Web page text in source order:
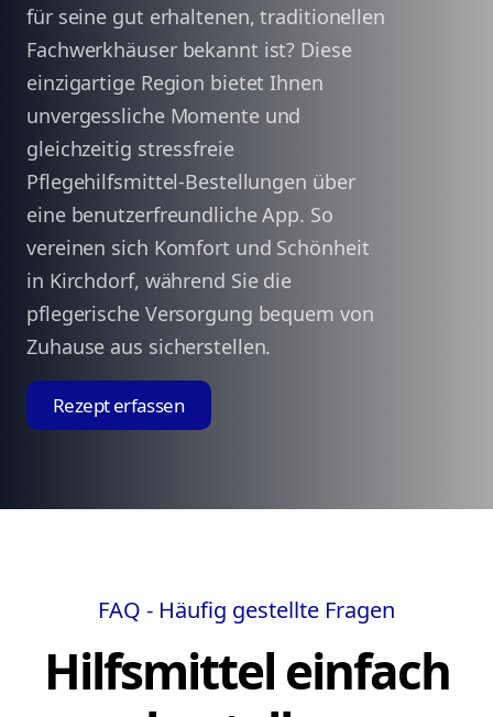
für seine gut erhaltenen, traditionellen
Fachwerkhäuser bekannt ist? Diese
einzigartige Region bietet Ihnen
unvergessliche Momente und
gleichzeitig stressfreie
Pflegehilfsmittel-Bestellungen über
eine benutzerfreundliche App. So
vereinen sich Komfort und Schönheit
in Kirchdorf, während Sie die
pflegerische Versorgung bequem von
Zuhause aus sicherstellen.
Rezept erfassen
FAQ - Häufig gestellte Fragen
Hilfsmittel einfach